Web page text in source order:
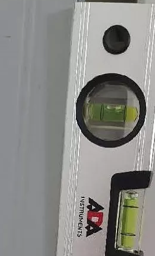
ст. 7 Федерального закона от
31.12.2017) "Об участии в
домов и иных
если я обратился в суд с
за дефекты в отделке?
процесса застройщик
судебной строительно-
суд может назначить судебную
устранения строительных
должен руководствоваться
судебного эксперта, в случае
В связи с тем, что суд не
передачи квартиру год назад, но
недостатки отделочно-
принимать меры?
значение имеет на основании
и закона был приобретён
если квартира была
в ...